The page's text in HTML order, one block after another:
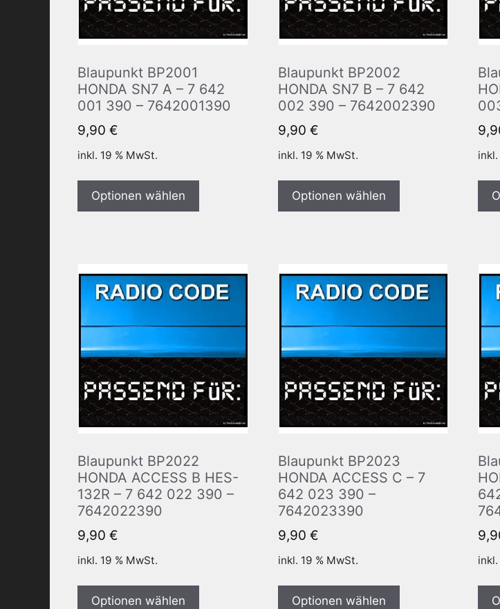
Blaupunkt BP2001
HONDA SN7 A – 7 642
001 390 – 7642001390
9,90 €
inkl. 19 % MwSt.
Optionen wählen
Blaupunkt BP2002
HONDA SN7 B – 7 642
002 390 – 7642002390
9,90 €
inkl. 19 % MwSt.
Optionen wählen
inkl.
Blaupunkt BP2022
HONDA ACCESS B HES-
132R – 7 642 022 390 –
7642022390
9,90 €
inkl. 19 % MwSt.
Optionen wählen
Blaupunkt BP2023
HONDA ACCESS C – 7
642 023 390 –
7642023390
9,90 €
inkl. 19 % MwSt.
Optionen wählen
inkl.